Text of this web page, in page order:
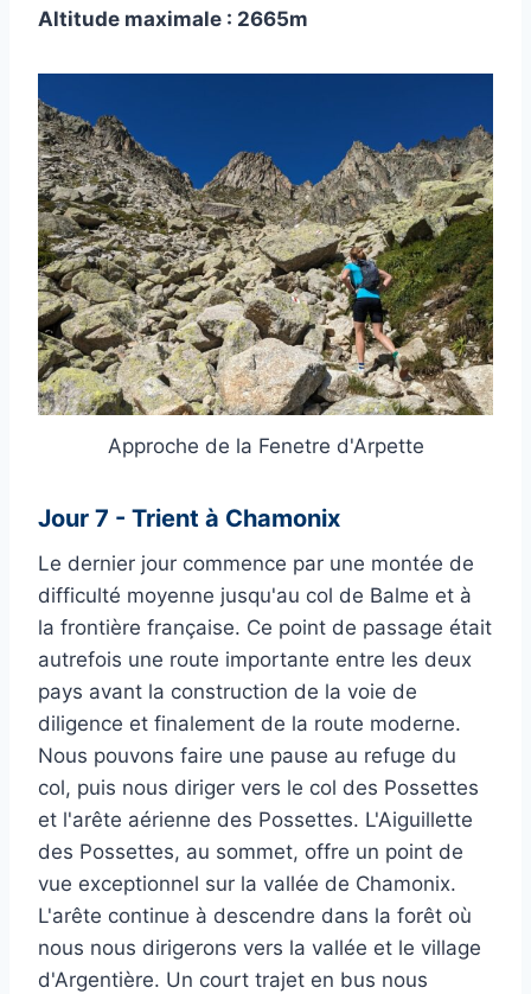
Altitude maximale : 2665m
Approche de la Fenetre d'Arpette
Jour 7 - Trient à Chamonix
Le dernier jour commence par une montée de
difficulté moyenne jusqu'au col de Balme et à
la frontière française. Ce point de passage était
autrefois une route importante entre les deux
pays avant la construction de la voie de
diligence et finalement de la route moderne.
Nous pouvons faire une pause au refuge du
col, puis nous diriger vers le col des Possettes
et l'arête aérienne des Possettes. L'Aiguillette
des Possettes, au sommet, offre un point de
vue exceptionnel sur la vallée de Chamonix.
L'arête continue à descendre dans la forêt où
nous nous dirigerons vers la vallée et le village
d'Argentière. Un court trajet en bus nous